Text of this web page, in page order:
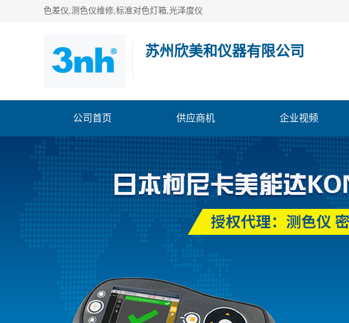
色差仪,测色仪维修,标准对色灯箱,光泽度仪
苏州欣美和仪器有限公司
公司首页 供应商机 企业视频